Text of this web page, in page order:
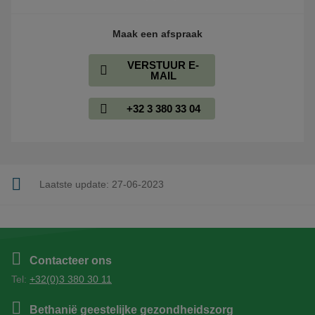
Maak een afspraak
VERSTUUR E-
MAIL
+32 3 380 33 04
Laatste update: 27-06-2023
Contacteer ons
Tel: +32(0)3 380 30 11
Bethanië geestelijke gezondheidszorg